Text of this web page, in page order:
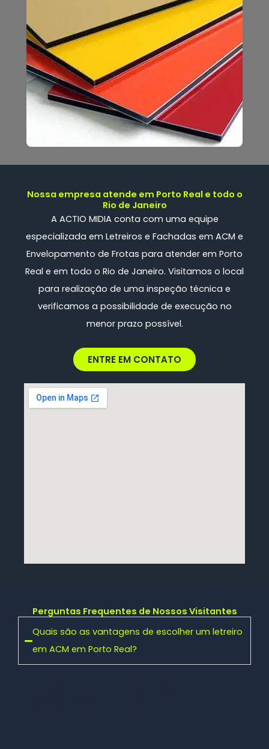
Nossa empresa atende em Porto Real e todo o
Rio de Janeiro
A ACTIO MIDIA conta com uma equipe
especializada em Letreiros e Fachadas em ACM e
Envelopamento de Frotas para atender em Porto
Real e em todo o Rio de Janeiro. Visitamos o local
para realização de uma inspeção técnica e
verificamos a possibilidade de execução no
menor prazo possível.
ENTRE EM CONTATO
Perguntas Frequentes de Nossos Visitantes
Quais são as vantagens de escolher um letreiro
em ACM em Porto Real?